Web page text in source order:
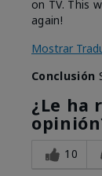
on TV. This
again!
Mostrar
Conclusión
¿Le ha
10